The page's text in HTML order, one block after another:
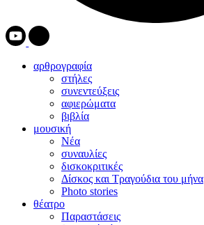
αρθρογραφία
στήλες
συνεντεύξεις
αφιερώματα
βιβλία
μουσική
Νέα
συναυλίες
δισκοκριτικές
Δίσκος και Τραγούδια του μήνα
Photo stories
θέατρο
Παραστάσεις